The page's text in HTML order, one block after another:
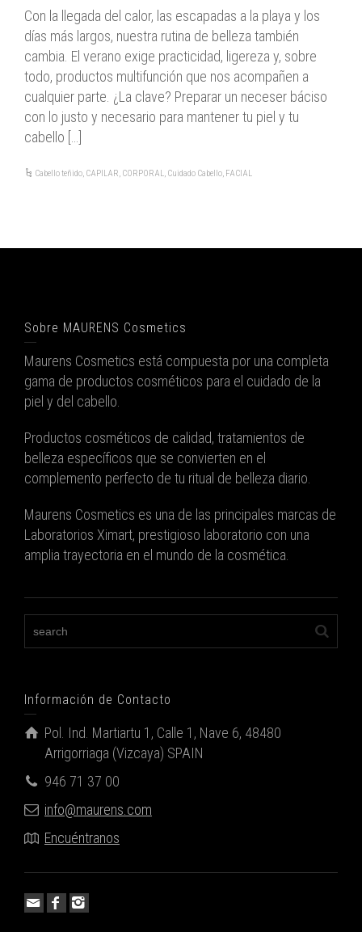
Con la llegada del calor, las escapadas a la playa y los
días más largos, nuestra rutina de belleza también
cambia. El verano exige practicidad, ligereza y, sobre
todo, productos multifunción que nos acompañen a
cualquier parte. ¿La clave? Preparar un neceser báciso
con lo justo y necesario para mantener tu piel y tu
cabello […]
Cabello teñido, CAPILAR, CORPORAL, Cuidado Cabello, FACIAL
Sobre MAURENS Cosmetics
Maurens Cosmetics está compuesta por una completa
gama de productos cosméticos para el cuidado de la
piel y del cabello.
Productos cosméticos de calidad, tratamientos de
belleza específicos que se convierten en el
complemento perfecto de tu ritual de belleza diario.
Maurens Cosmetics es una de las principales marcas de
Laboratorios Ximart, prestigioso laboratorio con una
amplia trayectoria en el mundo de la cosmética.
Información de Contacto
Pol. Ind. Martiartu 1, Calle 1, Nave 6, 48480
Arrigorriaga (Vizcaya) SPAIN
946 71 37 00
info@maurens.com
Encuéntranos